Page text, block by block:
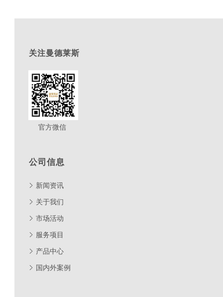
关注曼德莱斯
官方微信
公司信息
新闻资讯
关于我们
市场活动
服务项目
产品中心
国内外案例